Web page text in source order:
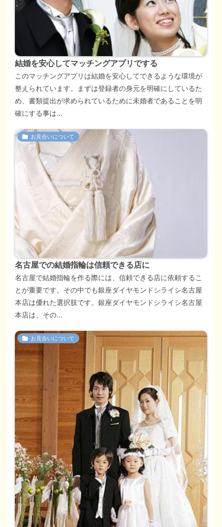
結婚を安心してマッチングアプリでする
このマッチングアプリは結婚を安心してできるような環境が
整えられています。まずは登録者の身元を明確にしているた
め、書類提出が求められているために未婚者であることを明
確にする事は...
お見合いについて
名古屋での結婚指輪は信頼できる店に
名古屋で結婚指輪を作る際には、信頼できる店に依頼するこ
とが重要です。その中でも銀座ダイヤモンドシライシ名古屋
本店は優れた選択肢です。銀座ダイヤモンドシライシ名古屋
本店は、その...
お見合いについて